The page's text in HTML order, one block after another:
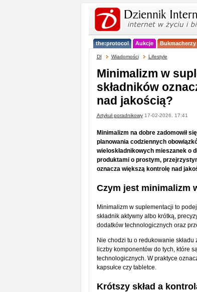
the:protocol Aukcje Bukmacherzy
DI Wiadomości Lifestyle
Minimalizm w
składników
nad jakością?
Artykuł poradnikowy17-02-2026, 17:41
Minimalizm na dobre zadomowił
planowania codziennych
wieloskładnikowych mieszanek o
produktami o prostym,
oznacza większą kontrolę nad
Czym jest minimalizm
Minimalizm w suplementacji to
składnik aktywny albo krótką,
dodatków technologicznych oraz
Nie chodzi tu o redukowanie
liczby komponentów do tych, które
technologicznych. W praktyce
kapsułce czy tabletce.
Krótszy skład a